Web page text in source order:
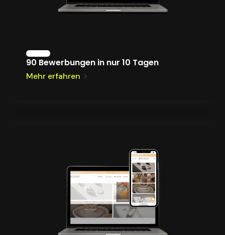
90 Bewerbungen in nur 10 Tagen
Mehr erfahren